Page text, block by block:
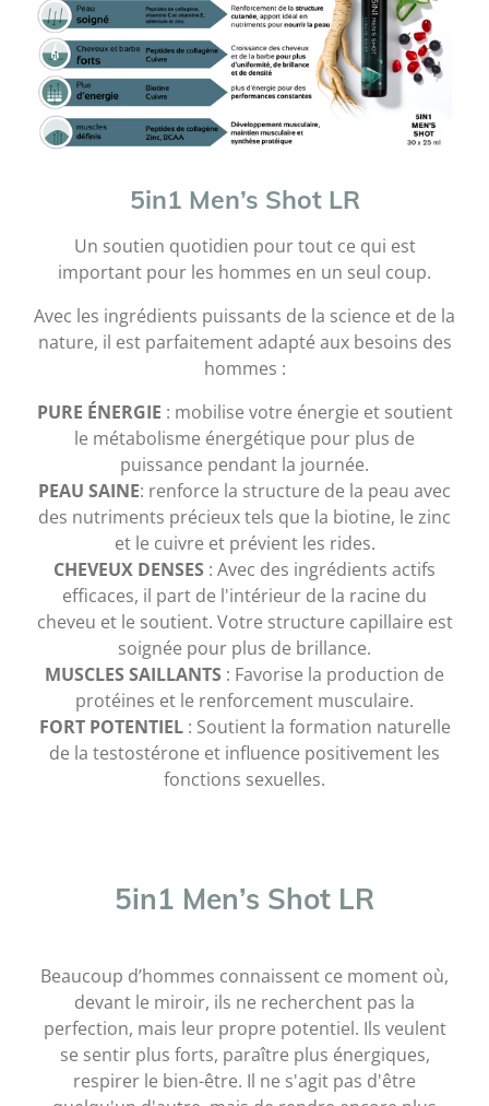
5in1 Men’s Shot LR
Un soutien quotidien pour tout ce qui est
important pour les hommes en un seul coup.
Avec les ingrédients puissants de la science et de la
nature, il est parfaitement adapté aux besoins des
hommes :
PURE ÉNERGIE : mobilise votre énergie et soutient
le métabolisme énergétique pour plus de
puissance pendant la journée.
PEAU SAINE: renforce la structure de la peau avec
des nutriments précieux tels que la biotine, le zinc
et le cuivre et prévient les rides.
CHEVEUX DENSES : Avec des ingrédients actifs
efficaces, il part de l'intérieur de la racine du
cheveu et le soutient. Votre structure capillaire est
soignée pour plus de brillance.
MUSCLES SAILLANTS : Favorise la production de
protéines et le renforcement musculaire.
FORT POTENTIEL : Soutient la formation naturelle
de la testostérone et influence positivement les
fonctions sexuelles.
5in1 Men’s Shot LR
Beaucoup d’hommes connaissent ce moment où,
devant le miroir, ils ne recherchent pas la
perfection, mais leur propre potentiel. Ils veulent
se sentir plus forts, paraître plus énergiques,
respirer le bien-être. Il ne s'agit pas d'être